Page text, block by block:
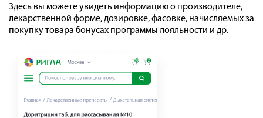
Здесь вы можете увидеть информацию о производителе,
лекарственной форме, дозировке, фасовке, начисляемых за
покупку товара бонусах программы лояльности и др.